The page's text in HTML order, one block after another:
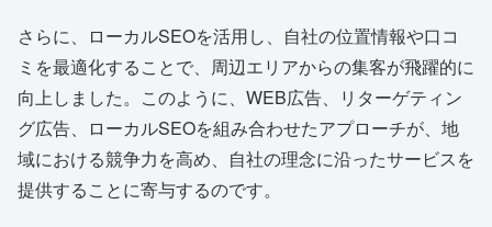
さらに、ローカルSEOを活用し、自社の位置情報や口コ
ミを最適化することで、周辺エリアからの集客が飛躍的に
向上しました。このように、WEB広告、リターゲティン
グ広告、ローカルSEOを組み合わせたアプローチが、地
域における競争力を高め、自社の理念に沿ったサービスを
提供することに寄与するのです。